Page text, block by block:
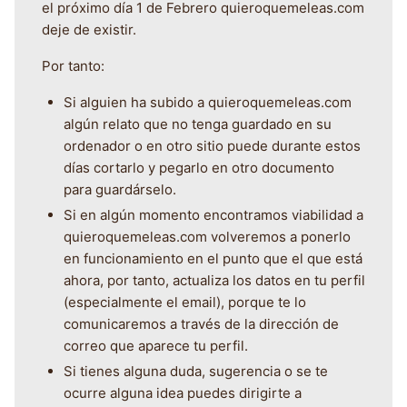
el próximo día 1 de Febrero quieroquemeleas.com
deje de existir.
Por tanto:
Si alguien ha subido a quieroquemeleas.com
algún relato que no tenga guardado en su
ordenador o en otro sitio puede durante estos
días cortarlo y pegarlo en otro documento
para guardárselo.
Si en algún momento encontramos viabilidad a
quieroquemeleas.com volveremos a ponerlo
en funcionamiento en el punto que el que está
ahora, por tanto, actualiza los datos en tu perfil
(especialmente el email), porque te lo
comunicaremos a través de la dirección de
correo que aparece tu perfil.
Si tienes alguna duda, sugerencia o se te
ocurre alguna idea puedes dirigirte a